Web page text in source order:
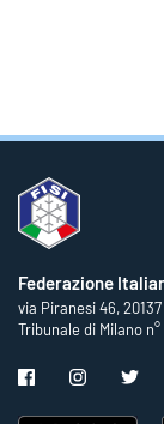
Federazione
via Piranesi 46,
Tribunale di Milano n°